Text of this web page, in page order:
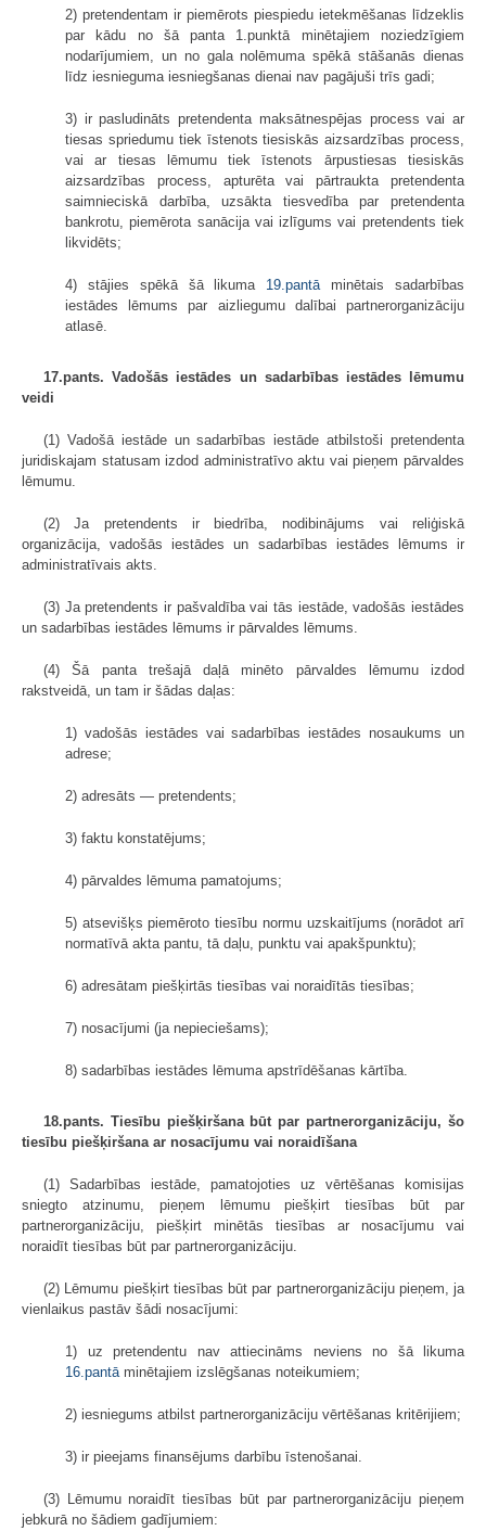
2) pretendentam ir piemērots piespiedu ietekmēšanas līdzeklis
par kādu no šā panta 1.punktā minētajiem noziedzīgiem
nodarījumiem, un no gala nolēmuma spēkā stāšanās dienas
līdz iesnieguma iesniegšanas dienai nav pagājuši trīs gadi;
3) ir pasludināts pretendenta maksātnespējas process vai ar
tiesas spriedumu tiek īstenots tiesiskās aizsardzības process,
vai ar tiesas lēmumu tiek īstenots ārpustiesas tiesiskās
aizsardzības process, apturēta vai pārtraukta pretendenta
saimnieciskā darbība, uzsākta tiesvedība par pretendenta
bankrotu, piemērota sanācija vai izlīgums vai pretendents tiek
likvidēts;
4) stājies spēkā šā likuma 19.pantāminētais sadarbības
iestādes lēmums par aizliegumu dalībai partnerorganizāciju
atlasē.
17.pants. Vadošās iestādes un sadarbības iestādes lēmumu
veidi
(1) Vadošā iestāde un sadarbības iestāde atbilstoši pretendenta
juridiskajam statusam izdod administratīvo aktu vai pieņem pārvaldes
lēmumu.
(2) Ja pretendents ir biedrība, nodibinājums vai reliģiskā
organizācija, vadošās iestādes un sadarbības iestādes lēmums ir
administratīvais akts.
(3) Ja pretendents ir pašvaldība vai tās iestāde, vadošās iestādes
un sadarbības iestādes lēmums ir pārvaldes lēmums.
(4) Šā panta trešajā daļā minēto pārvaldes lēmumu izdod
rakstveidā, un tam ir šādas daļas:
1) vadošās iestādes vai sadarbības iestādes nosaukums un
adrese;
2) adresāts — pretendents;
3) faktu konstatējums;
4) pārvaldes lēmuma pamatojums;
5) atsevišķs piemēroto tiesību normu uzskaitījums (norādot arī
normatīvā akta pantu, tā daļu, punktu vai apakšpunktu);
6) adresātam piešķirtās tiesības vai noraidītās tiesības;
7) nosacījumi (ja nepieciešams);
8) sadarbības iestādes lēmuma apstrīdēšanas kārtība.
18.pants. Tiesību piešķiršana būt par partnerorganizāciju, šo
tiesību piešķiršana ar nosacījumu vai noraidīšana
(1) Sadarbības iestāde, pamatojoties uz vērtēšanas komisijas
sniegto atzinumu, pieņem lēmumu piešķirt tiesības būt par
partnerorganizāciju, piešķirt minētās tiesības ar nosacījumu vai
noraidīt tiesības būt par partnerorganizāciju.
(2) Lēmumu piešķirt tiesības būt par partnerorganizāciju pieņem, ja
vienlaikus pastāv šādi nosacījumi:
1) uz pretendentu nav attiecināms neviens no šā likuma
16.pantāminētajiem izslēgšanas noteikumiem;
2) iesniegums atbilst partnerorganizāciju vērtēšanas kritērijiem;
3) ir pieejams finansējums darbību īstenošanai.
(3) Lēmumu noraidīt tiesības būt par partnerorganizāciju pieņem
jebkurā no šādiem gadījumiem: